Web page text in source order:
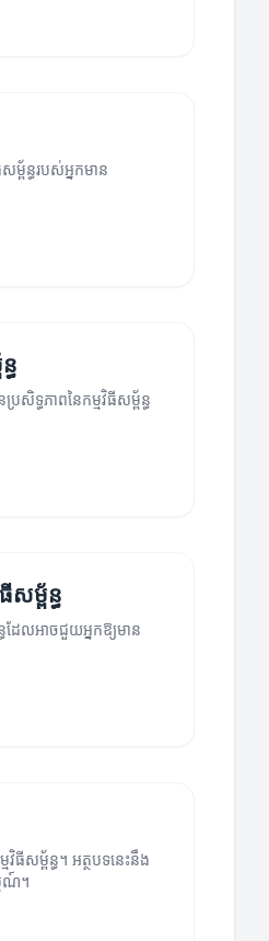
ម្ព័ន្ធរបស់អ្នកមាន
ធ
សិទ្ធភាពនៃកម្មវិធីសម្ព័ន្ធ
សម្ព័ន្ធ
ដែលអាចជួយអ្នកឱ្យមាន
ធីសម្ព័ន្ធ។ អត្ថបទនេះនឹង
មណ៍។